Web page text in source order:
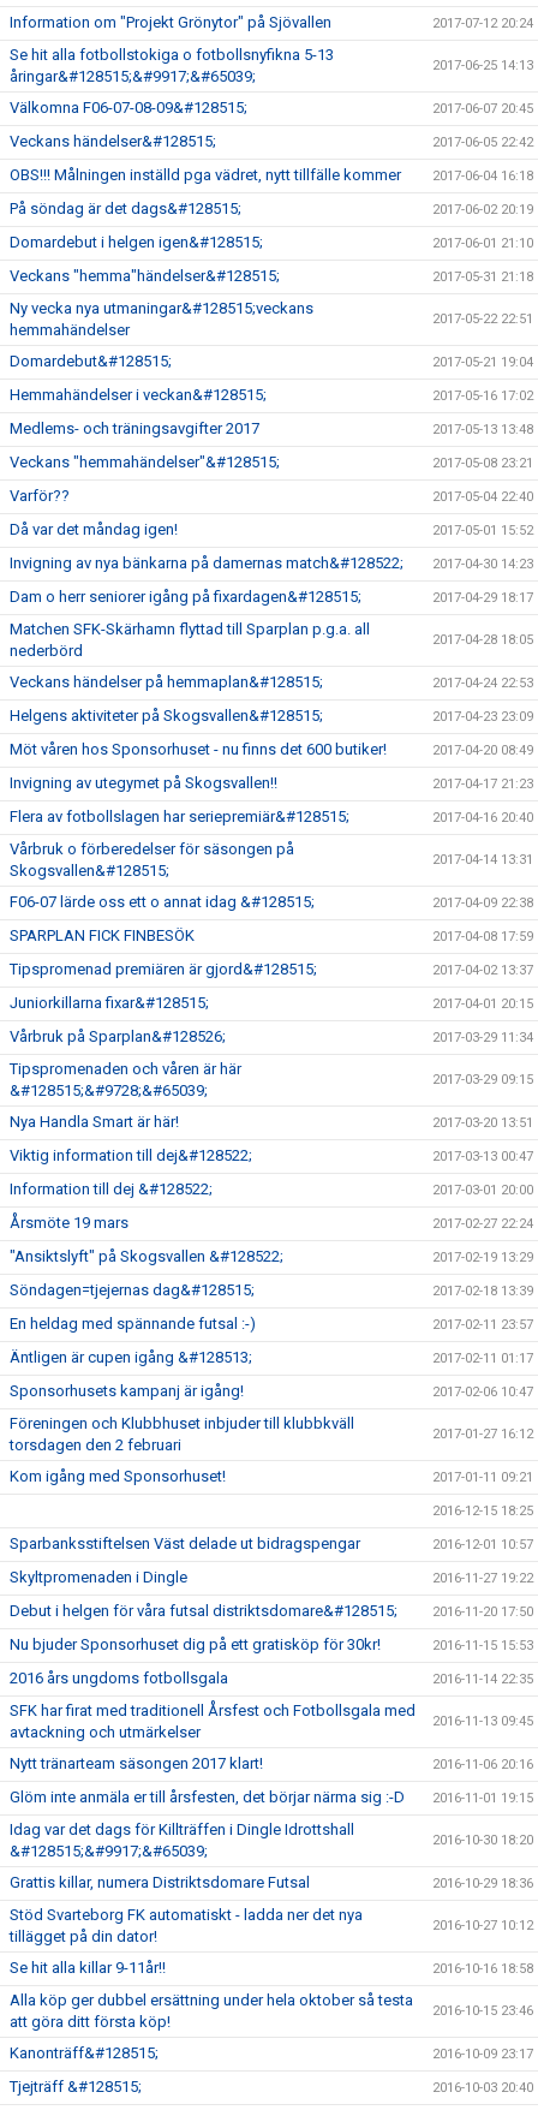
Information om "Projekt Grönytor" på Sjövallen 2017-07-12 20:24
Se hit alla fotbollstokiga o fotbollsnyfikna 5-13
åringar&#128515;&#9917;&#65039;
2017-06-25 14:13
Välkomna F06-07-08-09&#128515; 2017-06-07 20:45
Veckans händelser&#128515; 2017-06-05 22:42
OBS!!! Målningen inställd pga vädret, nytt tillfälle kommer 2017-06-04 16:18
På söndag är det dags&#128515; 2017-06-02 20:19
Domardebut i helgen igen&#128515; 2017-06-01 21:10
Veckans "hemma"händelser&#128515; 2017-05-31 21:18
Ny vecka nya utmaningar&#128515;veckans
hemmahändelser
2017-05-22 22:51
Domardebut&#128515; 2017-05-21 19:04
Hemmahändelser i veckan&#128515; 2017-05-16 17:02
Medlems- och träningsavgifter 2017 2017-05-13 13:48
Veckans "hemmahändelser"&#128515; 2017-05-08 23:21
Varför?? 2017-05-04 22:40
Då var det måndag igen! 2017-05-01 15:52
Invigning av nya bänkarna på damernas match&#128522; 2017-04-30 14:23
Dam o herr seniorer igång på fixardagen&#128515; 2017-04-29 18:17
Matchen SFK-Skärhamn flyttad till Sparplan p.g.a. all
nederbörd
2017-04-28 18:05
Veckans händelser på hemmaplan&#128515; 2017-04-24 22:53
Helgens aktiviteter på Skogsvallen&#128515; 2017-04-23 23:09
Möt våren hos Sponsorhuset - nu finns det 600 butiker! 2017-04-20 08:49
Invigning av utegymet på Skogsvallen!! 2017-04-17 21:23
Flera av fotbollslagen har seriepremiär&#128515; 2017-04-16 20:40
Vårbruk o förberedelser för säsongen på
Skogsvallen&#128515;
2017-04-14 13:31
F06-07 lärde oss ett o annat idag &#128515; 2017-04-09 22:38
SPARPLAN FICK FINBESÖK 2017-04-08 17:59
Tipspromenad premiären är gjord&#128515; 2017-04-02 13:37
Juniorkillarna fixar&#128515; 2017-04-01 20:15
Vårbruk på Sparplan&#128526; 2017-03-29 11:34
Tipspromenaden och våren är här
&#128515;&#9728;&#65039;
2017-03-29 09:15
Nya Handla Smart är här! 2017-03-20 13:51
Viktig information till dej&#128522; 2017-03-13 00:47
Information till dej &#128522; 2017-03-01 20:00
Årsmöte 19 mars 2017-02-27 22:24
"Ansiktslyft" på Skogsvallen &#128522; 2017-02-19 13:29
Söndagen=tjejernas dag&#128515; 2017-02-18 13:39
En heldag med spännande futsal :-) 2017-02-11 23:57
Äntligen är cupen igång &#128513; 2017-02-11 01:17
Sponsorhusets kampanj är igång! 2017-02-06 10:47
Föreningen och Klubbhuset inbjuder till klubbkväll
torsdagen den 2 februari
2017-01-27 16:12
Kom igång med Sponsorhuset! 2017-01-11 09:21
2016-12-15 18:25
Sparbanksstiftelsen Väst delade ut bidragspengar 2016-12-01 10:57
Skyltpromenaden i Dingle 2016-11-27 19:22
Debut i helgen för våra futsal distriktsdomare&#128515; 2016-11-20 17:50
Nu bjuder Sponsorhuset dig på ett gratisköp för 30kr! 2016-11-15 15:53
2016 års ungdoms fotbollsgala 2016-11-14 22:35
SFK har firat med traditionell Årsfest och Fotbollsgala med
avtackning och utmärkelser
2016-11-13 09:45
Nytt tränarteam säsongen 2017 klart! 2016-11-06 20:16
Glöm inte anmäla er till årsfesten, det börjar närma sig :-D 2016-11-01 19:15
Idag var det dags för Killträffen i Dingle Idrottshall
&#128515;&#9917;&#65039;
2016-10-30 18:20
Grattis killar, numera Distriktsdomare Futsal 2016-10-29 18:36
Stöd Svarteborg FK automatiskt - ladda ner det nya
tillägget på din dator!
2016-10-27 10:12
Se hit alla killar 9-11år!! 2016-10-16 18:58
Alla köp ger dubbel ersättning under hela oktober så testa
att göra ditt första köp!
2016-10-15 23:46
Kanonträff&#128515; 2016-10-09 23:17
Tjejträff &#128515; 2016-10-03 20:40